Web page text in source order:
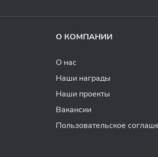
О КОМПАНИИ
О нас
Наши награды
Наши проекты
Вакансии
Пользовательское